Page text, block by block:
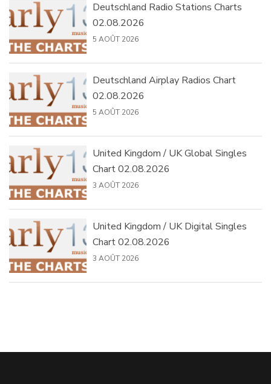
Deutschland Radio Stations Charts
02.08.2026
5 AOÛT 2026
Deutschland Airplay Radios Chart
02.08.2026
5 AOÛT 2026
United Kingdom / UK Global Singles
Chart 02.08.2026
3 AOÛT 2026
United Kingdom / UK Digital Singles
Chart 02.08.2026
3 AOÛT 2026